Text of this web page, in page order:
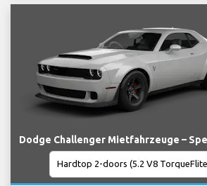
Dodge Challenger Mietfahrzeuge –